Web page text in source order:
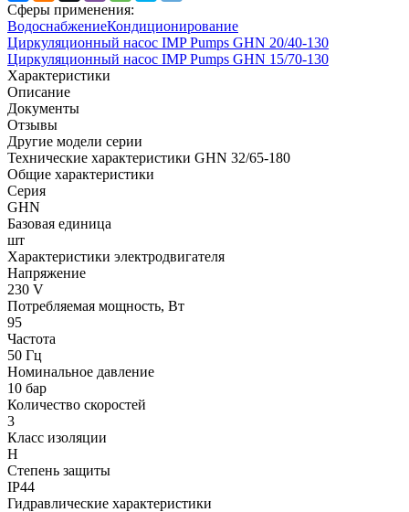
Сферы применения:
ВодоснабжениеКондиционирование
Циркуляционный насос IMP Pumps GHN 20/40-130
Циркуляционный насос IMP Pumps GHN 15/70-130
Характеристики
Описание
Документы
Отзывы
Другие модели серии
Технические характеристики GHN 32/65-180
Общие характеристики
Серия
GHN
Базовая единица
шт
Характеристики электродвигателя
Напряжение
230 V
Потребляемая мощность, Вт
95
Частота
50 Гц
Номинальное давление
10 бар
Количество скоростей
3
Класс изоляции
H
Степень защиты
IP44
Гидравлические характеристики